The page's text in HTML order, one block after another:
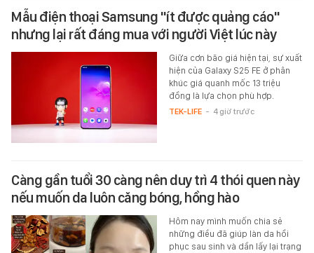
Mẫu điện thoại Samsung "ít được quảng cáo"
nhưng lại rất đáng mua với người Việt lúc này
Giữa cơn bão giá hiện tại, sự xuất
hiện của Galaxy S25 FE ở phân
khúc giá quanh mốc 13 triệu
đồng là lựa chọn phù hợp.
TEK-LIFE - 4 giờ trước
Càng gần tuổi 30 càng nên duy trì 4 thói quen này
nếu muốn da luôn căng bóng, hồng hào
Hôm nay mình muốn chia sẻ
những điều đã giúp làn da hồi
phục sau sinh và dần lấy lại trạng